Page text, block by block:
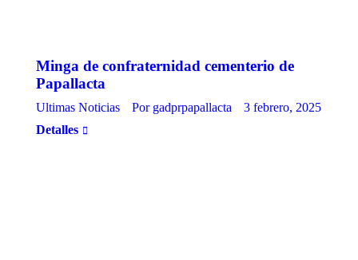
Minga de confraternidad cementerio de
Papallacta
Ultimas Noticias Por gadprpapallacta
3 febrero, 2025
Detalles